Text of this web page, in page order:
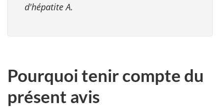
d'hépatite A.
Pourquoi tenir compte du
présent avis